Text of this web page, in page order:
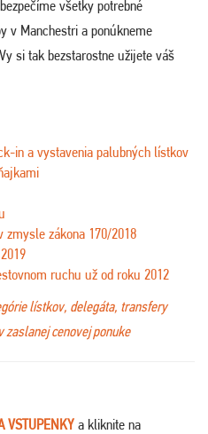
všetky potrebné
v Manchestri a ponúkneme
si tak bezstarostne užijete váš
in a vystavenia palubných lístkov
zmysle zákona 170/2018
ruchu už od roku 2012
lístkov, delegáta, transfery
zaslanej cenovej ponuke
VSTUPENKY a kliknite na